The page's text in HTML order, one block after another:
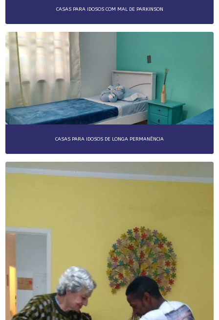
CASAS PARA IDOSOS COM MAL DE PARKINSON
CASAS PARA IDOSOS DE LONGA PERMANÊNCIA